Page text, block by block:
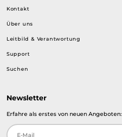
Kontakt
Über uns
Leitbild & Verantwortung
Support
Suchen
Newsletter
Erfahre als erstes von neuen Angeboten: